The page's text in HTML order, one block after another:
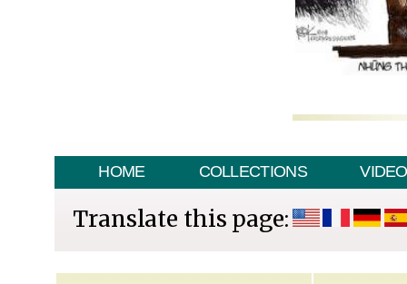
HOME COLLECTIONS VIDEO
Translate this page: